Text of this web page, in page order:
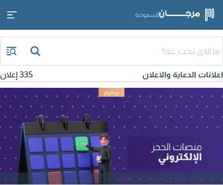
السعودية
اعلانات الدعاية والاعلان 335 إعلان